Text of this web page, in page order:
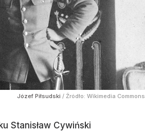
Józef Piłsudski / Źródło: Wikimedia Commons
Stanisław Cywiński